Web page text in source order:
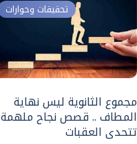
تحقيقات وحوارات
مجموع الثانوية ليس نهاية
المطاف .. قصص نجاح ملهمة
تتحدى العقبات